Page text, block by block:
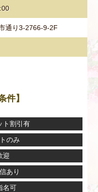
通り3-2766-9-2F
件】
ト割引有
のみ
迎
あり
名可